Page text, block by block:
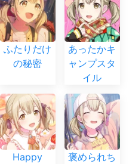
ふたりだけ
の秘密
あったかキ
ャンプスタ
イル
Happy
褒められち